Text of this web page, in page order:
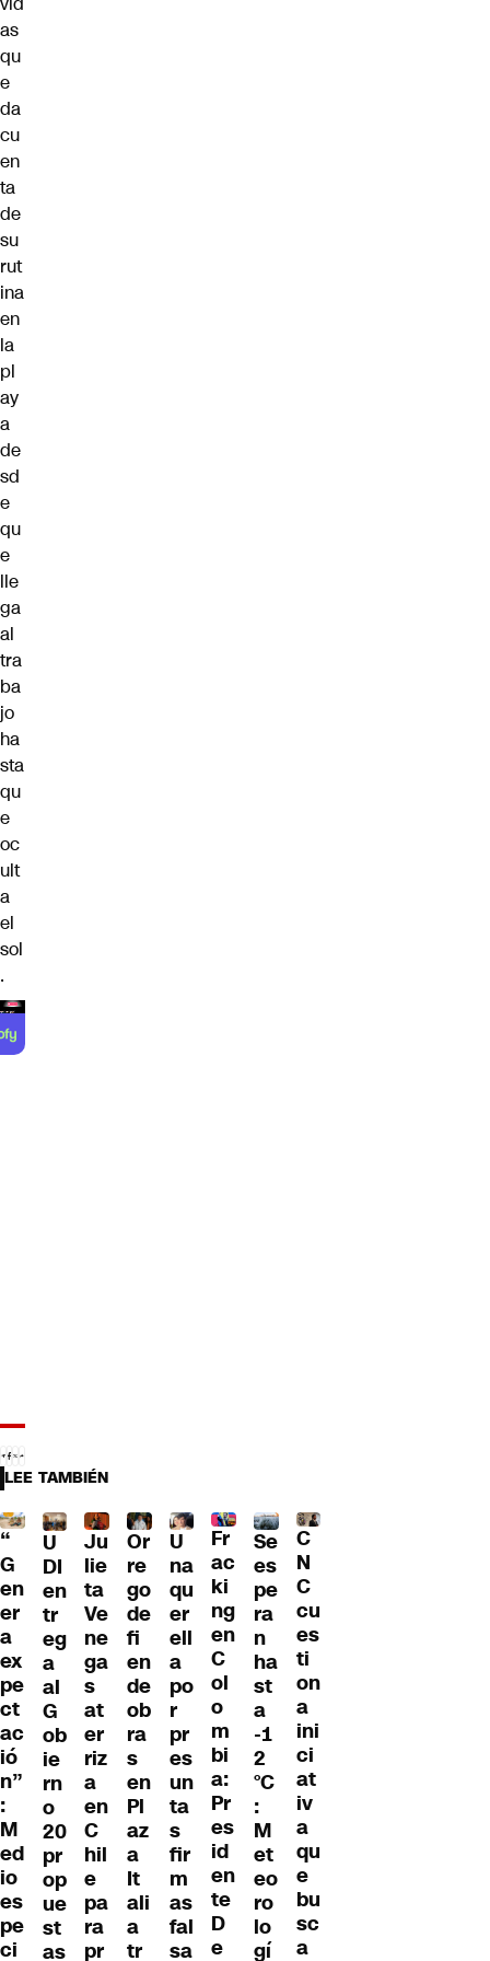
as
qu
e
da
cu
en
ta
de
su
rut
ina
en
la
pl
ay
a
de
sd
e
qu
e
lle
ga
al
tra
ba
jo
ha
sta
qu
e
oc
ult
a
el
sol
.
LEE TAMBIÉN
“
G
en
er
a
ex
pe
ct
ac
ió
n”
:
M
ed
io
es
pe
ci
U
DI
en
tr
eg
a
al
G
ob
ie
rn
o
20
pr
op
ue
st
as
Ju
lie
ta
Ve
ne
ga
s
at
er
riz
a
en
C
hil
e
pa
ra
pr
Or
re
go
de
fi
en
de
ob
ra
s
en
Pl
az
a
It
ali
a
tr
U
na
qu
er
ell
a
po
r
pr
es
un
ta
s
fir
m
as
fal
sa
Fr
ac
ki
ng
en
C
ol
o
m
bi
a:
Pr
es
id
en
te
D
e
Se
es
pe
ra
n
ha
st
a
-1
2
°C
:
M
et
eo
ro
lo
gí
C
N
C
cu
es
ti
on
a
ini
ci
at
iv
a
qu
e
bu
sc
a